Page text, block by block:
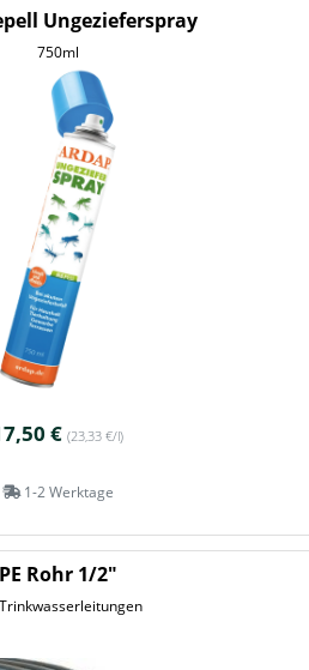
Ungezieferspray
750ml
€ (23,33 €/l)
1-2 Werktage
PE Rohr 1/2"